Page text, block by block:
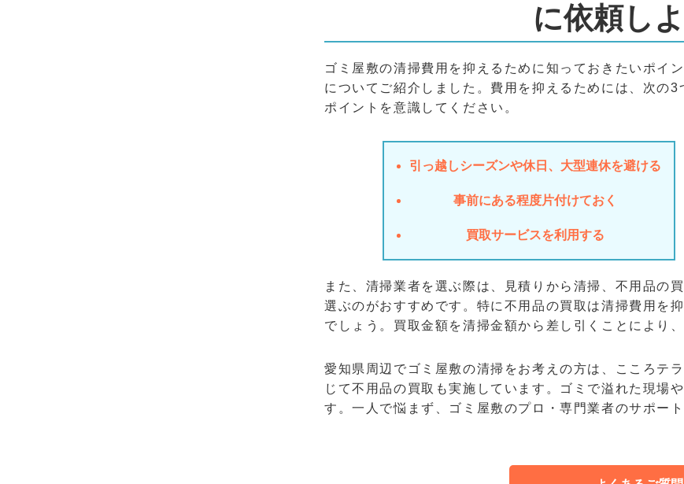
に依頼し
ゴミ屋敷の清掃費用を抑えるために知っておきたいポイン
についてご紹介しました。費用を抑えるためには、次の3
ポイントを意識してください。
引っ越しシーズンや休日、大型連休を避ける
事前にある程度片付けておく
買取サービスを利用する
また、清掃業者を選ぶ際は、見積りから清掃、不用品の
選ぶのがおすすめです。特に不用品の買取は清掃費用を
でしょう。買取金額を清掃金額から差し引くことにより
愛知県周辺でゴミ屋敷の清掃をお考えの方は、こころテ
じて不用品の買取も実施しています。ゴミで溢れた現場
す。一人で悩まず、ゴミ屋敷のプロ・専門業者のサポー